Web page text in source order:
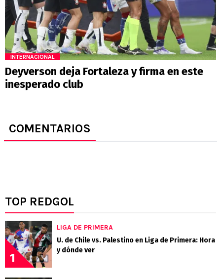
INTERNACIONAL
Deyverson deja Fortaleza y firma en este
inesperado club
COMENTARIOS
TOP REDGOL
1
LIGA DE PRIMERA
U. de Chile vs. Palestino en Liga de Primera: Hora
y dónde ver